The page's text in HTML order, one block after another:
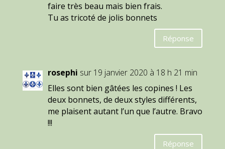
faire très beau mais bien frais.
Tu as tricoté de jolis bonnets
Réponse
rosephi sur 19 janvier 2020 à 18 h 21 min
Elles sont bien gâtées les copines ! Les
deux bonnets, de deux styles différents,
me plaisent autant l’un que l’autre. Bravo
!!!
Réponse